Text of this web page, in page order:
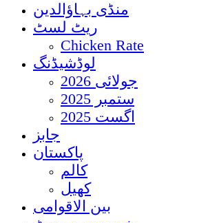
منڈی بہاؤالدین
ریٹ لسٹ
Chicken Rate
لوڈشیڈنگ
جولائی 2026
ستمبر 2025
اگست 2025
جابز
پاکستان
کالم
کھیل
بین الاقوامی